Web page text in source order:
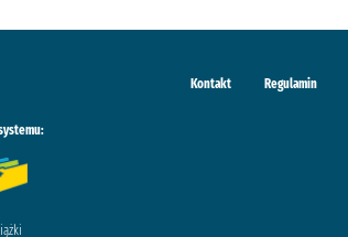
Kontakt Regulamin